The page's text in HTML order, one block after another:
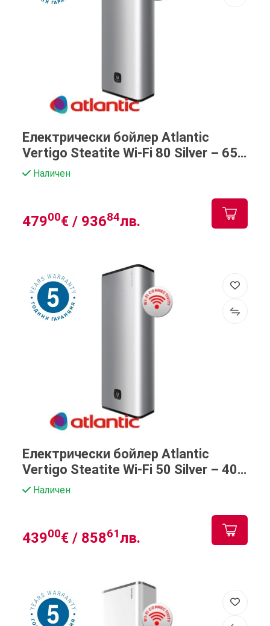
Електрически бойлер Atlantic
Vertigo Steatite Wi-Fi 80 Silver – 65
литра
Наличен
47900€ / 93684лв.
Електрически бойлер Atlantic
Vertigo Steatite Wi-Fi 50 Silver – 40
литра
Наличен
43900€ / 85861лв.